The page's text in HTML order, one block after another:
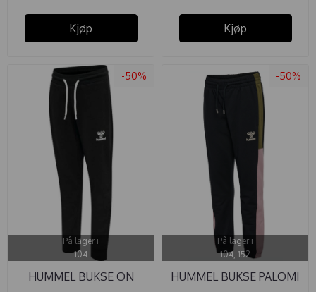
Kjøp Kjøp
-50%
På lager i
104
HUMMEL BUKSE ON
-50%
På lager i
104, 152
HUMMEL BUKSE PALOMI